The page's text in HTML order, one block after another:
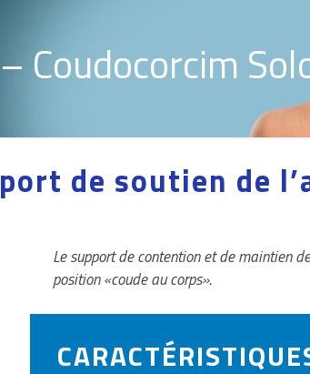
Coudocorcim
de soutien de
Le support de contention et de maintien
position «coude au corps».